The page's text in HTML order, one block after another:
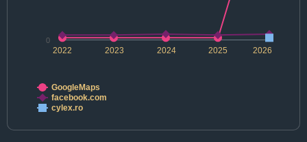
2022 2024 2026
2023 2025
0
GoogleMaps
facebook.com
cylex.ro